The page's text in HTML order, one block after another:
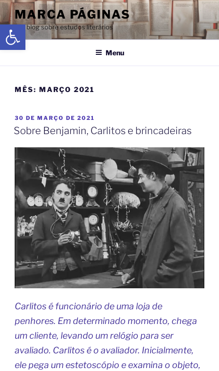
Abrir a barra de ferramentas
MARCA PÁGINAS
Um blog sobre estudos literários
Menu
MÊS: MARÇO 2021
30 DE MARÇO DE 2021
Sobre Benjamin, Carlitos e brincadeiras
Carlitos é funcionário de uma loja de
penhores. Em determinado momento, chega
um cliente, levando um relógio para ser
avaliado. Carlitos é o avaliador. Inicialmente,
ele pega um estetoscópio e examina o objeto,